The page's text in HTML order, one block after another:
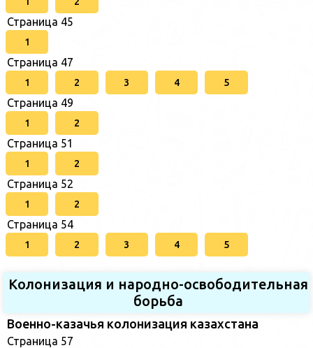
Страница 45
1
Страница 47
1 2 3 4 5
Страница 49
1 2
Страница 51
1 2
Страница 52
1 2
Страница 54
1 2 3 4 5
Колонизация и народно-освободительная
борьба
Военно-казачья колонизация казахстана
Страница 57